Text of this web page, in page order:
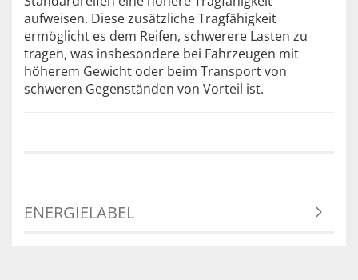
aufweisen. Diese zusätzliche Tragfähigkeit
ermöglicht es dem Reifen, schwerere Lasten zu
tragen, was insbesondere bei Fahrzeugen mit
höherem Gewicht oder beim Transport von
schweren Gegenständen von Vorteil ist.
ENERGIELABEL